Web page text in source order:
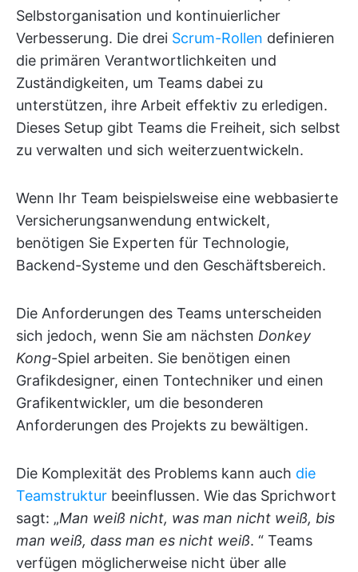
Selbstorganisation und kontinuierlicher
Verbesserung. Die drei Scrum-Rollen definieren
die primären Verantwortlichkeiten und
Zuständigkeiten, um Teams dabei zu
unterstützen, ihre Arbeit effektiv zu erledigen.
Dieses Setup gibt Teams die Freiheit, sich selbst
zu verwalten und sich weiterzuentwickeln.
Wenn Ihr Team beispielsweise eine webbasierte
Versicherungsanwendung entwickelt,
benötigen Sie Experten für Technologie,
Backend-Systeme und den Geschäftsbereich.
Die Anforderungen des Teams unterscheiden
sich jedoch, wenn Sie am nächsten Donkey
Kong-Spiel arbeiten. Sie benötigen einen
Grafikdesigner, einen Tontechniker und einen
Grafikentwickler, um die besonderen
Anforderungen des Projekts zu bewältigen.
Die Komplexität des Problems kann auch die
Teamstruktur beeinflussen. Wie das Sprichwort
sagt: „Man weiß nicht, was man nicht weiß, bis
man weiß, dass man es nicht weiß. “ Teams
verfügen möglicherweise nicht über alle